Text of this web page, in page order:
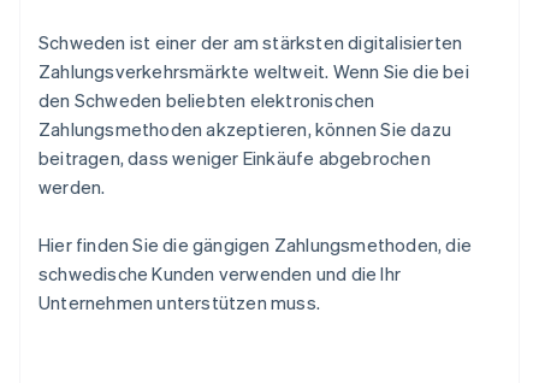
Schweden ist einer der am stärksten digitalisierten
Zahlungsverkehrsmärkte weltweit. Wenn Sie die bei
den Schweden beliebten elektronischen
Zahlungsmethoden akzeptieren, können Sie dazu
beitragen, dass weniger Einkäufe abgebrochen
werden.
Hier finden Sie die gängigen Zahlungsmethoden, die
schwedische Kunden verwenden und die Ihr
Unternehmen unterstützen muss.